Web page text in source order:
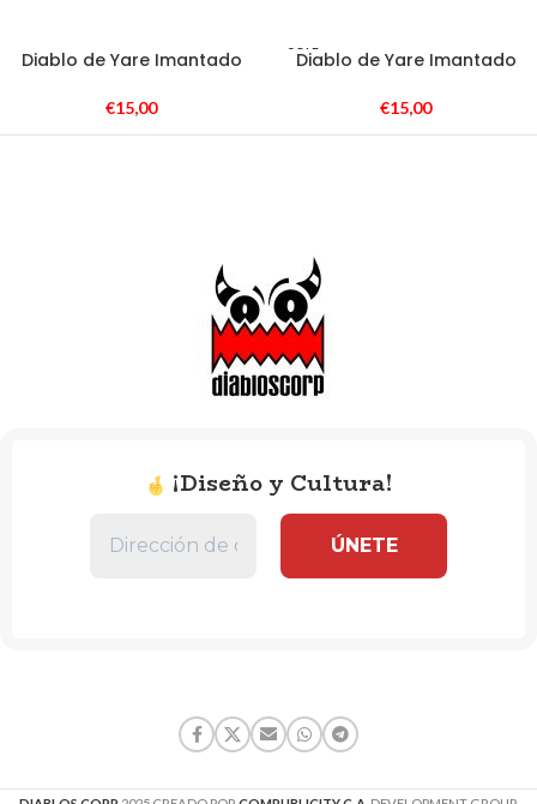
Diablo de Yare Imantado
€15,00
SOLD
OUT
Diablo de Yare Imantado
€15,00
¡Diseño y Cultura!